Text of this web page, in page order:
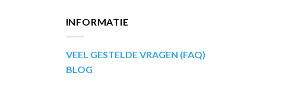
INFORMATIE
VEEL GESTELDE VRAGEN (FAQ)
BLOG